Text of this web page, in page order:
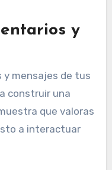
y
y mensajes de tus
construir una
que valoras
a interactuar